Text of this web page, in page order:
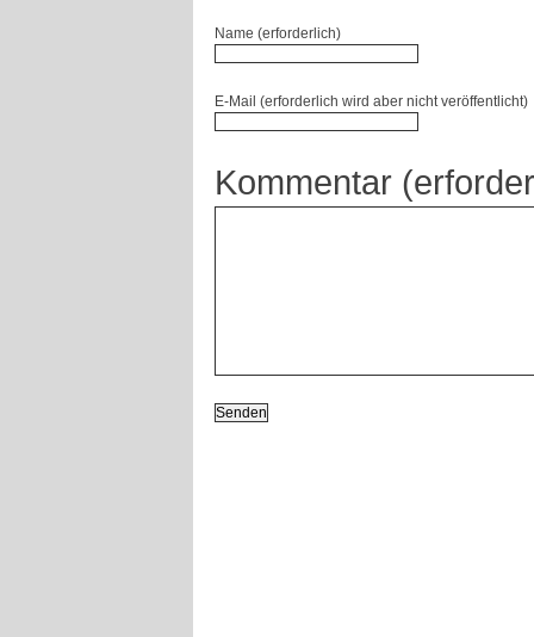
Name (erforderlich)
E-Mail (erforderlich wird aber nicht veröffentlicht)
Kommentar